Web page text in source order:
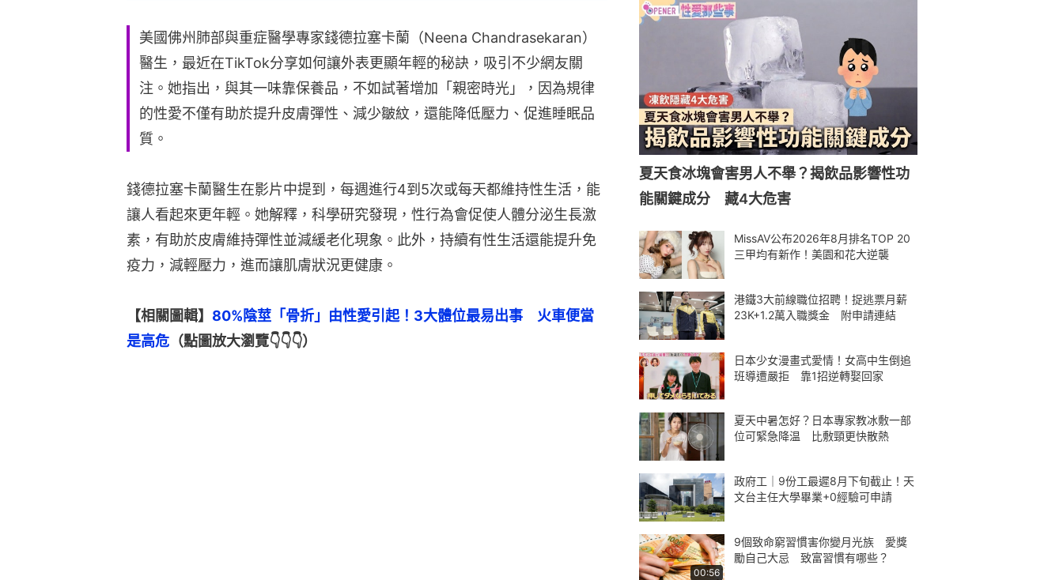
美國佛州肺部與重症醫學專家錢德拉塞卡蘭（Neena Chandrasekaran）
醫生，最近在TikTok分享如何讓外表更顯年輕的秘訣，吸引不少網友關
注。她指出，與其一味靠保養品，不如試著增加「親密時光」，因為規律
的性愛不僅有助於提升皮膚彈性、減少皺紋，還能降低壓力、促進睡眠品
質。
錢德拉塞卡蘭醫生在影片中提到，每週進行4到5次或每天都維持性生活，能
讓人看起來更年輕。她解釋，科學研究發現，性行為會促使人體分泌生長激
素，有助於皮膚維持彈性並減緩老化現象。此外，持續有性生活還能提升免
疫力，減輕壓力，進而讓肌膚狀況更健康。
【相關圖輯】 80%陰莖「骨折」由性愛引起！3大體位最易出事　火車便當
是高危 （點圖放大瀏覽👇👇👇）
夏天食冰塊會害男人不舉？揭飲品影響性功
能關鍵成分 藏4大危害
MissAV公布2026年8月排名TOP 20
三甲均有新作！美園和花大逆襲
港鐵3大前線職位招聘！捉逃票月薪
23K+1.2萬入職獎金 附申請連結
日本少女漫畫式愛情！女高中生倒追
班導遭嚴拒 靠1招逆轉娶回家
夏天中暑怎好？日本專家教冰敷一部
位可緊急降温 比敷頸更快散熱
政府工｜9份工最遲8月下旬截止！天
文台主任大學畢業+0經驗可申請
00:56
9個致命窮習慣害你變月光族 愛獎
勵自己大忌 致富習慣有哪些？